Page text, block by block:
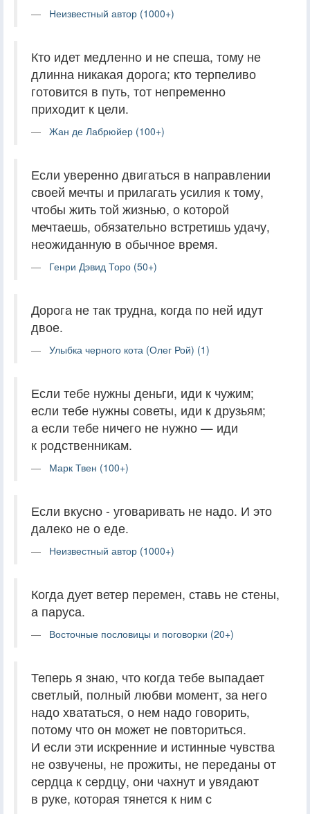
Неизвестный автор (1000+)
Кто идет медленно и не спеша, тому не
длинна никакая дорога; кто терпеливо
готовится в путь, тот непременно
приходит к цели.
Жан де Лабрюйер (100+)
Если уверенно двигаться в направлении
своей мечты и прилагать усилия к тому,
чтобы жить той жизнью, о которой
мечтаешь, обязательно встретишь удачу,
неожиданную в обычное время.
Генри Дэвид Торо (50+)
Дорога не так трудна, когда по ней идут
двое.
Улыбка черного кота (Олег Рой) (1)
Если тебе нужны деньги, иди к чужим;
если тебе нужны советы, иди к друзьям;
а если тебе ничего не нужно — иди
к родственникам.
Марк Твен (100+)
Если вкусно - уговаривать не надо. И это
далеко не о еде.
Неизвестный автор (1000+)
Когда дует ветер перемен, ставь не стены,
а паруса.
Восточные пословицы и поговорки (20+)
Теперь я знаю, что когда тебе выпадает
светлый, полный любви момент, за него
надо хвататься, о нем надо говорить,
потому что он может не повториться.
И если эти искренние и истинные чувства
не озвучены, не прожиты, не переданы от
сердца к сердцу, они чахнут и увядают
в руке, которая тянется к ним с